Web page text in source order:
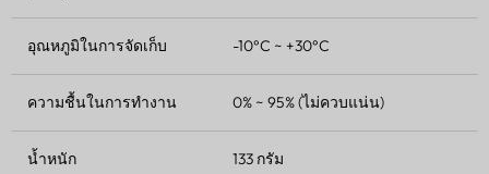
อุณหภูมิในการจัดเก็บ -10°C ~ +30°C
ความชื้นในการทำงาน 0% ~ 95% (ไม่ควบแน่น)
น้ำหนัก 133 กรัม